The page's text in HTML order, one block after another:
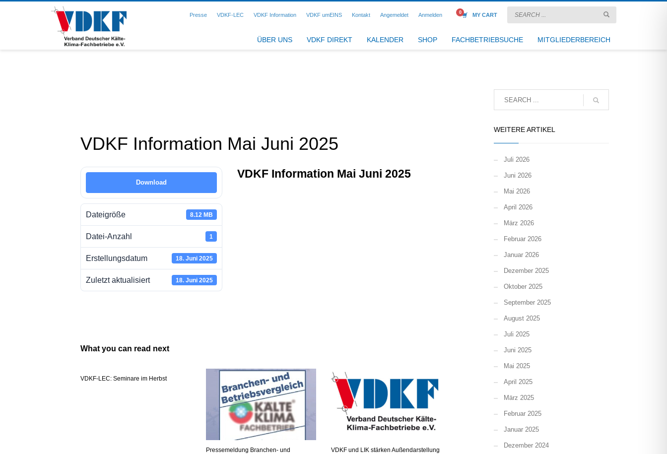
Presse VDKF-LEC VDKF Information VDKF umEINS Kontakt Angemeldet Anmelden MY CART
ÜBER UNS VDKF DIREKT KALENDER SHOP FACHBETRIEBSUCHE MITGLIEDERBEREICH
VDKF Information Mai Juni 2025
Download
Dateigröße 8.12 MB
Datei-Anzahl 1
Erstellungsdatum 18. Juni 2025
Zuletzt aktualisiert 18. Juni 2025
VDKF Information Mai Juni 2025
What you can read next
VDKF-LEC: Seminare im Herbst
Pressemeldung Branchen- und
VDKF und LIK stärken Außendarstellung
WEITERE ARTIKEL
Juli 2026
Juni 2026
Mai 2026
April 2026
März 2026
Februar 2026
Januar 2026
Dezember 2025
Oktober 2025
September 2025
August 2025
Juli 2025
Juni 2025
Mai 2025
April 2025
März 2025
Februar 2025
Januar 2025
Dezember 2024